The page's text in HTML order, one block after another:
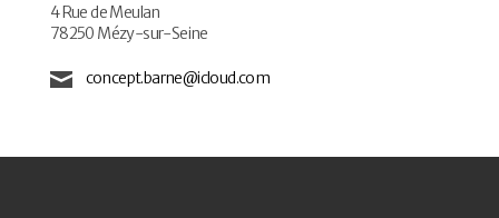
4 Rue de Meulan
78250 Mézy-sur-Seine
concept.barne@icloud.com